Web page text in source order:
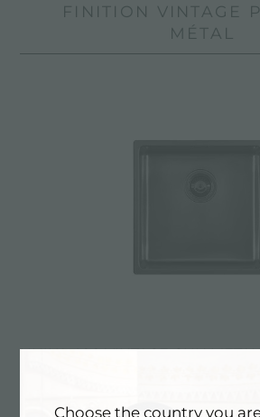
FINITION VINTAGE
MÉTAL
UNIKA 400 VINTAGE GUN METAL
Choose the country you